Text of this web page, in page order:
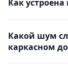
Как
Какой шум
каркасном